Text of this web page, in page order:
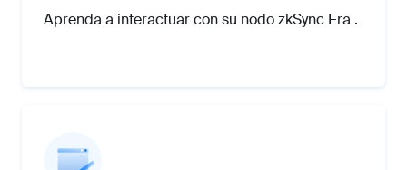
Aprenda a interactuar con su nodo zkSync Era .